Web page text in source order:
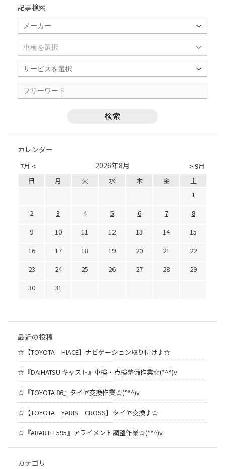
記事検索
カレンダー
7月 < > 9月
2026年8月
日 月 火 水 木 金
土
1
2
3 4 5 6 7
8
9
10 11 12 13 14
15
16
17 18 19 20 21
22
23
24 25 26 27 28
29
30
31
最近の投稿
☆【TOYOTA HIACE】ナビゲーション取り付け♪☆
☆『DAIHATSU キャスト』車検・点検整備作業☆(*^^)v
☆『TOYOTA 86』タイヤ交換作業☆(*^^)v
☆【TOYOTA YARIS CROSS】タイヤ交換♪☆
☆『ABARTH 595』アライメント調整作業☆(*^^)v
カテゴリ